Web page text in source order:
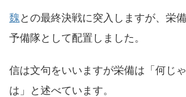
魏との最終決戦に突入しますが、栄
予備隊として配置しました。
信は文句をいいますが栄備は「何じ
は」と述べています。